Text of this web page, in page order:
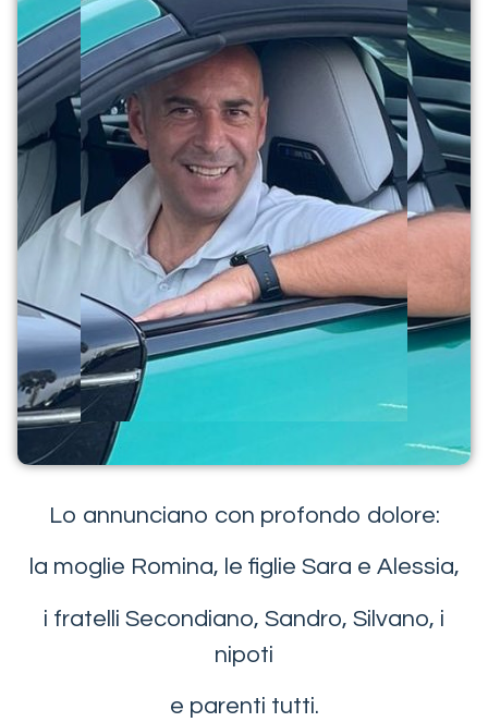
Lo annunciano con profondo dolore:
la moglie Romina, le figlie Sara e Alessia,
i fratelli Secondiano, Sandro, Silvano, i
nipoti
e parenti tutti.